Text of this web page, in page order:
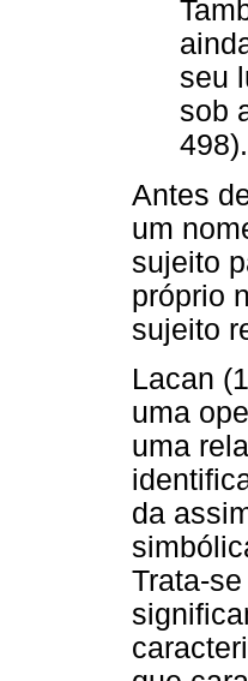
seu
sob
498).
Antes
um
sujeito
próprio
sujeito
Lacan
uma
uma
da
Trata-